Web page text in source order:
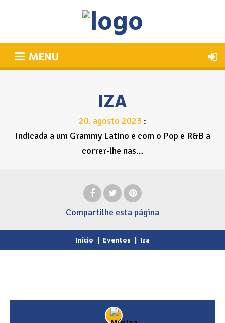
MENU
IZA
20. agosto 2023
Indicada a um Grammy Latino e com o Pop e R&B a
correr-lhe nas…
Compartilhe esta página
Início | Eventos | Iza